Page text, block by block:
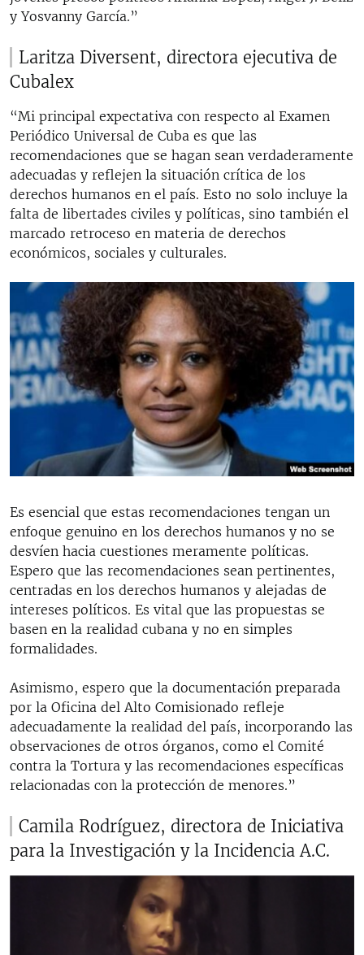
y Yosvanny García.”
Laritza Diversent, directora ejecutiva de
Cubalex
“Mi principal expectativa con respecto al Examen
Periódico Universal de Cuba es que las
recomendaciones que se hagan sean verdaderamente
adecuadas y reflejen la situación crítica de los
derechos humanos en el país. Esto no solo incluye la
falta de libertades civiles y políticas, sino también el
marcado retroceso en materia de derechos
económicos, sociales y culturales.
Es esencial que estas recomendaciones tengan un
enfoque genuino en los derechos humanos y no se
desvíen hacia cuestiones meramente políticas.
Espero que las recomendaciones sean pertinentes,
centradas en los derechos humanos y alejadas de
intereses políticos. Es vital que las propuestas se
basen en la realidad cubana y no en simples
formalidades.
Asimismo, espero que la documentación preparada
por la Oficina del Alto Comisionado refleje
adecuadamente la realidad del país, incorporando las
observaciones de otros órganos, como el Comité
contra la Tortura y las recomendaciones específicas
relacionadas con la protección de menores.”
Camila Rodríguez, directora de Iniciativa
para la Investigación y la Incidencia A.C.